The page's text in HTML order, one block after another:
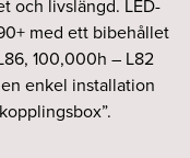
och livslängd. LED-
med ett bibehållet
100,000h – L82
enkel installation